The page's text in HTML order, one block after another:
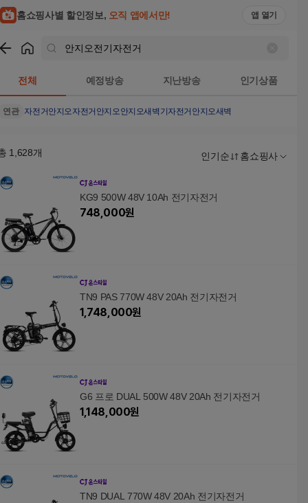
홈쇼핑사별 할인정보, 오직 앱에서만! 앱 열기
전체 예정방송 지난방송 인기상품
연관 자전거 안지오자전거 안지오안지오새벽기자전거 안지오새벽
1,628개 인기순 홈쇼핑사
KG9 500W 48V 10Ah 전기자전거
748,000원
TN9 PAS 770W 48V 20Ah 전기자전거
1,748,000원
G6 프로 DUAL 500W 48V 20Ah 전기자전거
1,148,000원
TN9 DUAL 770W 48V 20Ah 전기자전거